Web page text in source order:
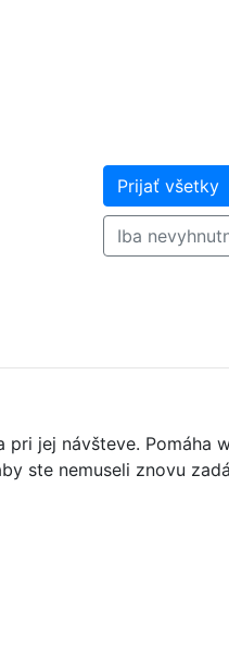
Prijať všetky
Iba
jej návšteve. Pomáha
ste nemuseli znovu